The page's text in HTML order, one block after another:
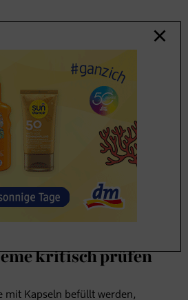
aus Regionen rund um den
nur auf der Kanareninsel
Es gibt aber
regionale
Kaffeebohne
: Dazu zählen
Lupinenkaffee – beide sind
ganz umsteigen.
Wer einen Teil
durch regionale koffeinfreie
kann neue Geschmacksalternativen
Bedarf an importierten
kritisch prüfen
mit Kapseln befüllt werden,